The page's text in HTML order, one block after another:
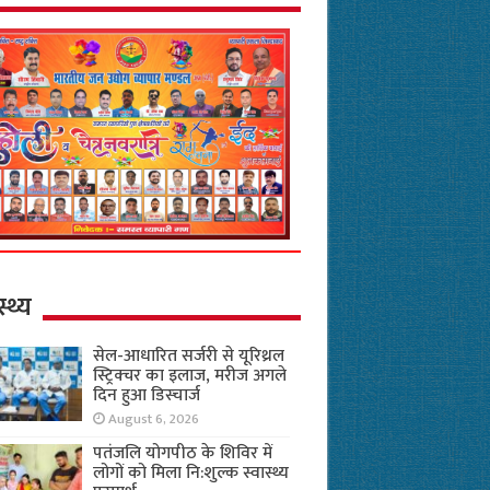
सेल-आधारित सर्जरी से यूरिथ्रल
स्ट्रिक्चर का इलाज, मरीज अगले
दिन हुआ डिस्चार्ज
August 6, 2026
पतंजलि योगपीठ के शिविर में
लोगों को मिला नि:शुल्क स्वास्थ्य